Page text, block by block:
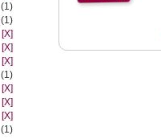
(1)
(1)
[X]
[X]
[X]
(1)
[X]
[X]
[X]
(1)